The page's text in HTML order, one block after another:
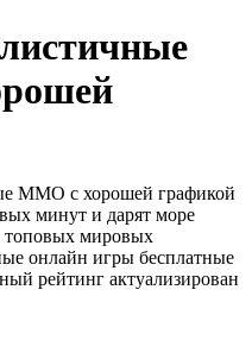
MMO с хорошей графикой
минут и дарят море
топовых мировых
онлайн игры бесплатные
рейтинг актуализирован